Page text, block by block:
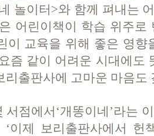
놀이터>와 함께 펴내는
어린이책이 학습 위주로
이 교육을 위해 좋은 영향
즘 같이 어려운 시대에도
리출판사에 고마운 마음도
서점에서‘개똥이네’라는
이제 보리출판사에서 헌